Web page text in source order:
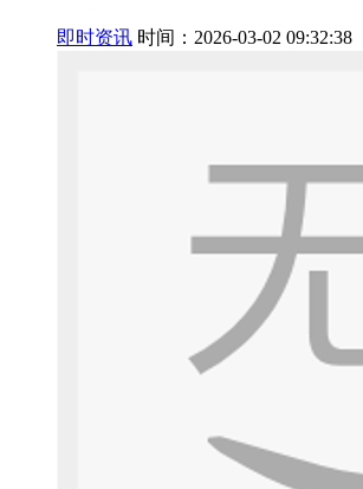
即时资讯 时间：2026-03-02 09:32:38